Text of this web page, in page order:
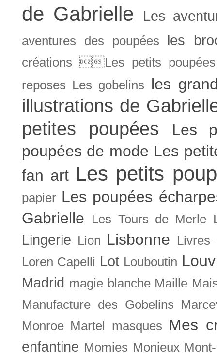
de Gabrielle Les
aventures des poupées les
créations Les petits
reposes Les gobelins les
illustrations de
petites poupées
Les
poupées de mode Les
fan art Les petits
papier Les poupées
Gabrielle
Les Tours de Merle
Lingerie Lion Lisbonne
Livres
Loren Capelli Lot Louboutin
Madrid magie blanche Maille
Manufacture des Gobelins
Monroe Martel masques Mes
enfantine Momies Monieux